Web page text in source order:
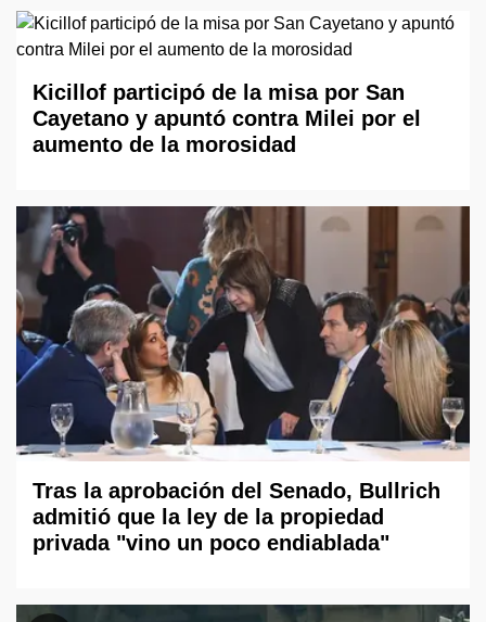
Kicillof participó de la misa por San
Cayetano y apuntó contra Milei por el
aumento de la morosidad
Tras la aprobación del Senado, Bullrich
admitió que la ley de la propiedad
privada "vino un poco endiablada"